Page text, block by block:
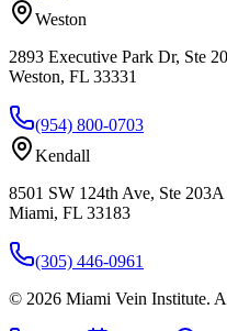
Weston
2893 Executive Park Dr, Ste
Weston, FL 33331
(954) 800-0703
Kendall
8501 SW 124th Ave, Ste 203A
Miami, FL 33183
(305) 446-0961
© 2026 Miami Vein Institute.